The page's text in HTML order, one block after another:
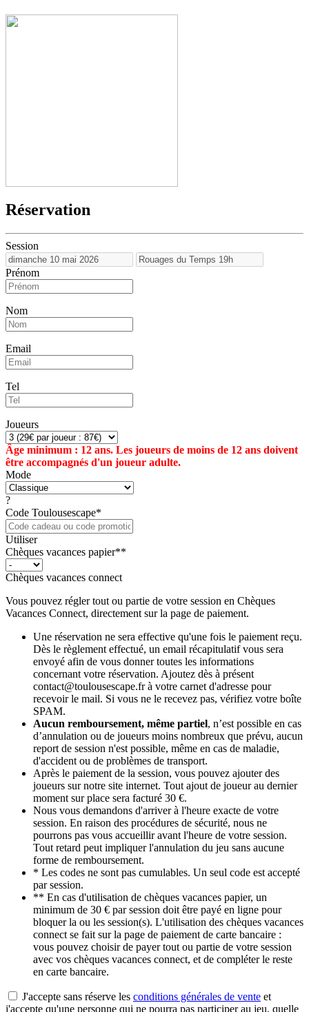
Réservation
Session
Prénom
Nom
Email
Tel
Joueurs
Âge minimum : 12 ans. Les joueurs de moins de 12 ans doivent
être accompagnés d'un joueur adulte.
Mode
?
Code Toulousescape*
Utiliser
Chèques vacances papier**
Chèques vacances connect
Vous pouvez régler tout ou partie de votre session en Chèques
Vacances Connect, directement sur la page de paiement.
Une réservation ne sera effective qu'une fois le paiement reçu.
Dès le règlement effectué, un email récapitulatif vous sera
envoyé afin de vous donner toutes les informations
concernant votre réservation. Ajoutez dès à présent
contact@toulousescape.fr à votre carnet d'adresse pour
recevoir le mail. Si vous ne le recevez pas, vérifiez votre boîte
SPAM.
Aucun remboursement, même partiel, n’est possible en cas
d’annulation ou de joueurs moins nombreux que prévu, aucun
report de session n'est possible, même en cas de maladie,
d'accident ou de problèmes de transport.
Après le paiement de la session, vous pouvez ajouter des
joueurs sur notre site internet. Tout ajout de joueur au dernier
moment sur place sera facturé 30 €.
Nous vous demandons d'arriver à l'heure exacte de votre
session. En raison des procédures de sécurité, nous ne
pourrons pas vous accueillir avant l'heure de votre session.
Tout retard peut impliquer l'annulation du jeu sans aucune
forme de remboursement.
* Les codes ne sont pas cumulables. Un seul code est accepté
par session.
** En cas d'utilisation de chèques vacances papier, un
minimum de 30 € par session doit être payé en ligne pour
bloquer la ou les session(s). L'utilisation des chèques vacances
connect se fait sur la page de paiement de carte bancaire :
vous pouvez choisir de payer tout ou partie de votre session
avec vos chèques vacances connect, et de compléter le reste
en carte bancaire.
J'accepte sans réserve les conditions générales de vente et
j'accepte qu'une personne qui ne pourra pas participer au jeu, quelle